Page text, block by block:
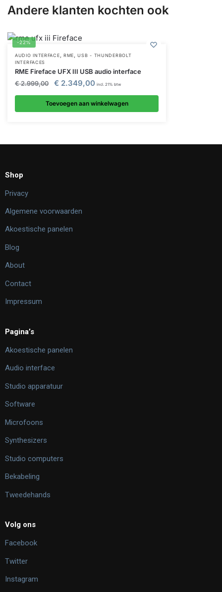
Andere klanten kochten ook
-22%
AUDIO INTERFACE, RME,USB - THUNDERBOLT
INTERFACES
RME Fireface UFX III USB audio interface
€2.999,00 € 2.349,00 incl. 21% btw
Toevoegen aan winkelwagen
Shop
Privacy
Algemene voorwaarden
Akoestische panelen
Blog
About
Contact
Impressum
Pagina’s
Akoestische panelen
Audio interface
Studio apparatuur
Software
Microfoons
Synthesizers
Studio computers
Bekabeling
Tweedehands
Volg ons
Facebook
Twitter
Instagram